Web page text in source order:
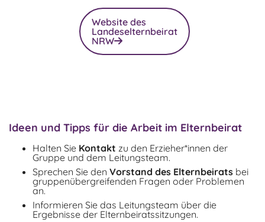
Website des
Landeselternbeirat
NRW
Ideen und Tipps für die Arbeit im Elternbeirat
Halten Sie Kontakt zu den Erzieher*innen der
Gruppe und dem Leitungsteam.
Sprechen Sie den Vorstand des Elternbeirats bei
gruppenübergreifenden Fragen oder Problemen
an.
Informieren Sie das Leitungsteam über die
Ergebnisse der Elternbeiratssitzungen.